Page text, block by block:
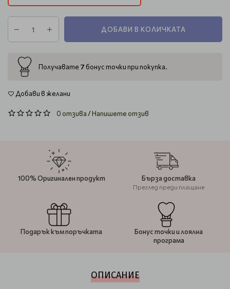
ДОБАВИ В КОЛИЧКАТА
Получавате 7 бонус точки при покупка.
Добави в желани
0 отзива/Напишете отзив
100% Оригинален продукт Бърза доставка
Преглед преди плащане
Подарък към поръчката
Бонус точки и лоялна
програма
ОПИСАНИЕ